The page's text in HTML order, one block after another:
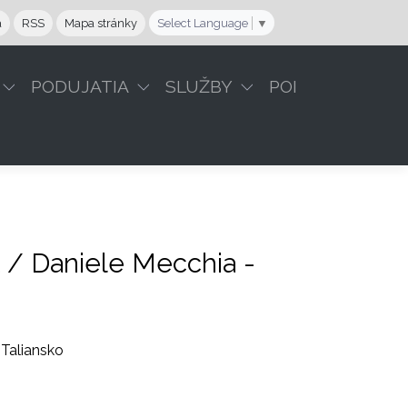
RSS Mapa stránky Select Language ▼
PODUJATIA SLUŽBY POI
/ Daniele Mecchia -